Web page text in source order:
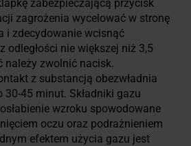
zabezpieczającą przycisk
zagrożenia wycelować w stronę
i zdecydowanie wcisnąć
odległości nie większej niż 3,5
należy zwolnić nacisk.
z substancją obezwładnia
30-45 minut. Składniki gazu
wzroku spowodowane
oczu oraz podrażnieniem
efektem użycia gazu jest